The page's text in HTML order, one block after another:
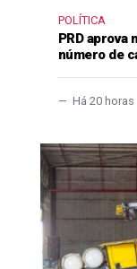
POLÍTICA
PRD aprova
número de
Há 20 horas